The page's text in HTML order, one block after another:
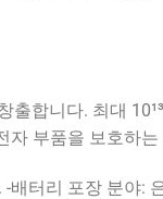
합니다. 최대
부품을 보호하
터리 포장 분야: